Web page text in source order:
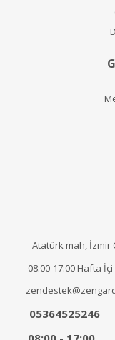
Atatürk mah, İzmir
08:00-17:00 Hafta
05364525246